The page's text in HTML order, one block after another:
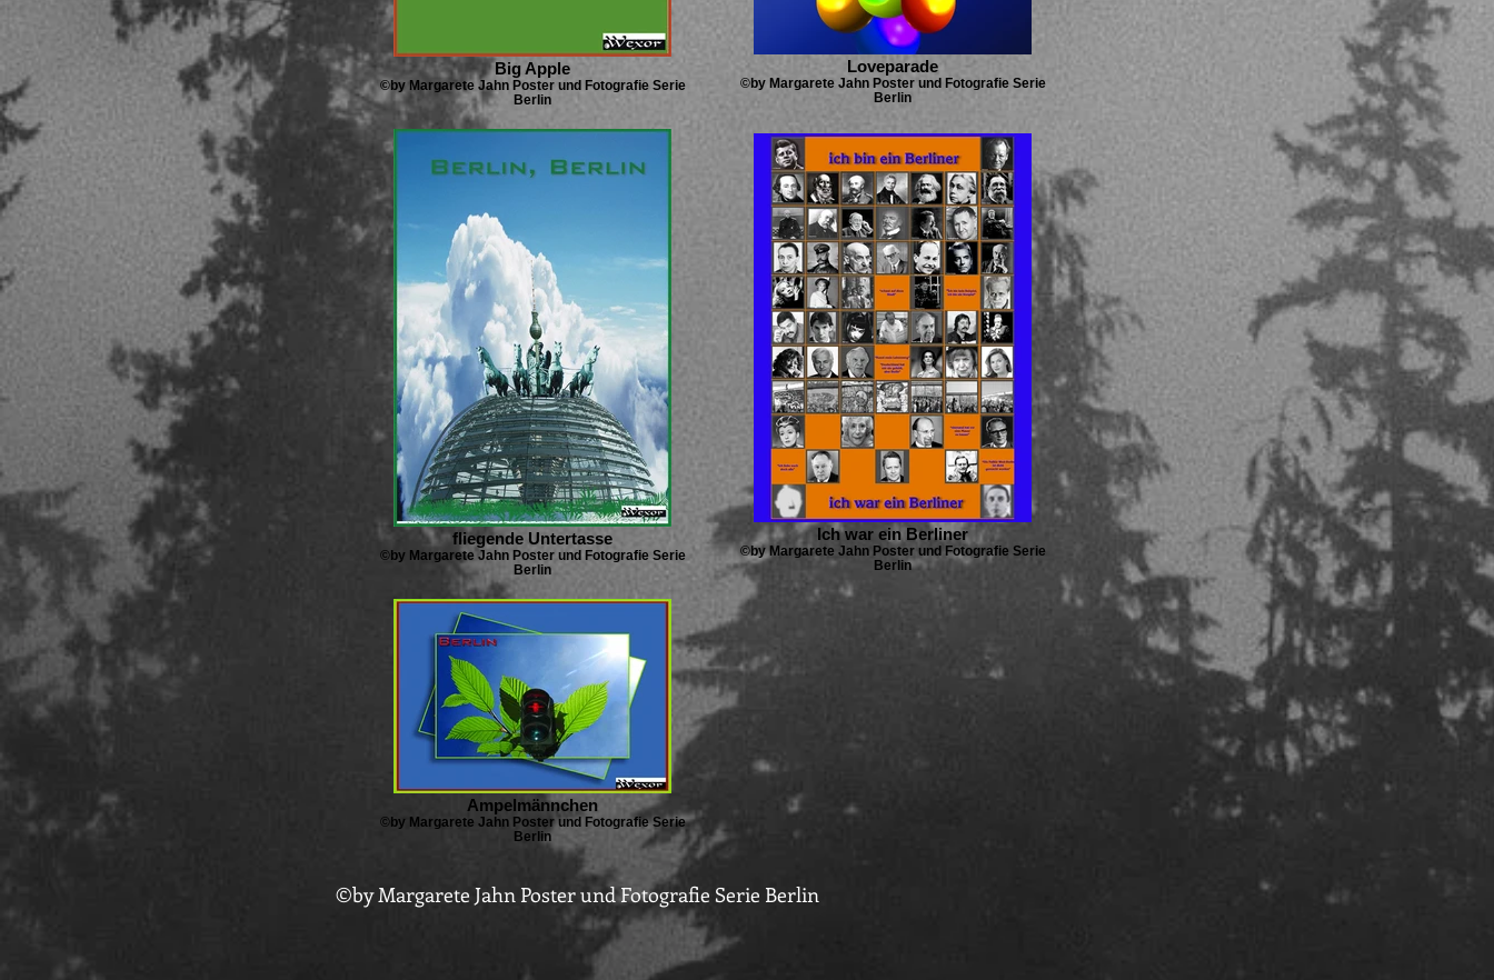
Big Apple
©by Margarete Jahn Poster und Fotografie Serie
Berlin
Loveparade
©by Margarete Jahn Poster und Fotografie Serie
Berlin
fliegende Untertasse
©by Margarete Jahn Poster und Fotografie Serie
Berlin
Ich war ein Berliner
©by Margarete Jahn Poster und Fotografie Serie
Berlin
Ampelmännchen
©by Margarete Jahn Poster und Fotografie Serie
Berlin
©by Margarete Jahn Poster und Fotografie Serie Berlin